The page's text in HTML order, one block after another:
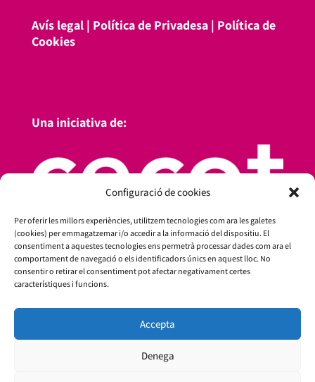
Configuració de cookies
Per oferir les millors experiències, utilitzem tecnologies com ara les galetes
(cookies) per emmagatzemar i/o accedir a la informació del dispositiu. El
consentiment a aquestes tecnologies ens permetrà processar dades com ara el
comportament de navegació o els identificadors únics en aquest lloc. No
consentir o retirar el consentiment pot afectar negativament certes
característiques i funcions.
Accepta
Denega
Avís legal| Política de Privadesa| Política de
Cookies
Una iniciativa de: